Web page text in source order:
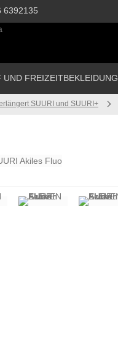
6392135
UND FREIZEITBEKLEIDUNG
SUURI und SUURI+